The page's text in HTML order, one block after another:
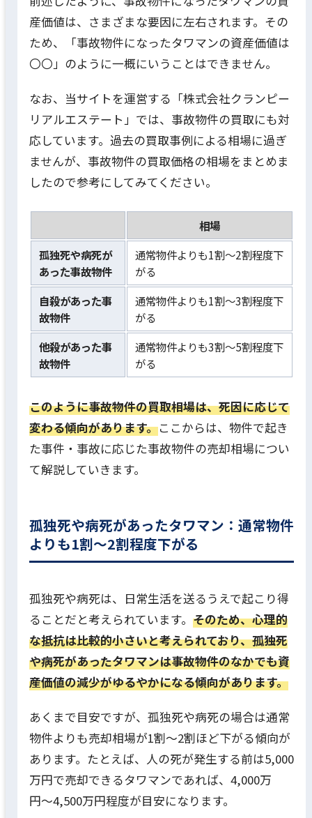
産価値は、さまざまな要因に左右されます。 その
ため、「事故物件になったタワマンの資産価値は
〇〇」のように一概にいうことはできません。
なお、当サイトを運営する「株式会社クランピー
リアルエステート」では、事故物件の買取にも対
応しています。過去の買取事例による相場に過ぎ
ませんが、事故物件の買取価格の相場をまとめま
したので参考にしてみてください。
相場
孤独死や病死が
あった事故物件
通常物件よりも1割〜2割程度下
がる
自殺があった事
故物件
通常物件よりも1割〜3割程度下
がる
他殺があった事
故物件
通常物件よりも3割〜5割程度下
がる
このように事故物件の買取相場は、死因に応じて
変わる傾向があります。ここからは、物件で起き
た事件・事故に応じた事故物件の売却相場につい
て解説していきます。
孤独死や病死があったタワマン：通常物件
よりも1割〜2割程度下がる
孤独死や病死は、日常生活を送るうえで起こり得
ることだと考えられています。 そのため、心理的
な抵抗は比較的小さいと考えられており、孤独死
や病死があったタワマンは事故物件のなかでも資
産価値の減少がゆるやかになる傾向があります。
あくまで目安ですが、孤独死や病死の場合は通常
物件よりも売却相場が1割〜2割ほど下がる傾向が
あります。たとえば、人の死が発生する前は5,000
万円で売却できるタワマンであれば、4,000万
円〜4,500万円程度が目安になります。